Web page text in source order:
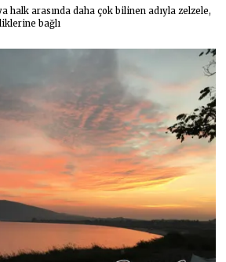
halk arasında daha çok bilinen adıyla zelzele,
bağlı